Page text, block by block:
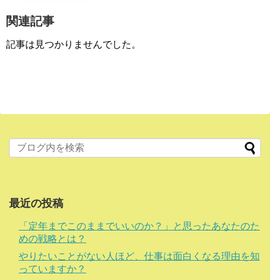
関連記事
記事は見つかりませんでした。
最近の投稿
「定年までこのままでいいのか？」と思ったあなたのた
めの戦略とは？
やりたいことがない人ほど、仕事は面白くなる理由を知
っていますか？